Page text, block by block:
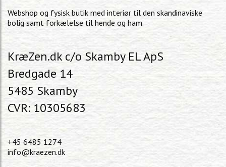
Webshop og fysisk butik med interiør til den skandinaviske
bolig samt forkælelse til hende og ham.
KræZen.dk c/o Skamby EL ApS
Bredgade 14
5485 Skamby
CVR: 10305683
+45 6485 1274
info@kraezen.dk